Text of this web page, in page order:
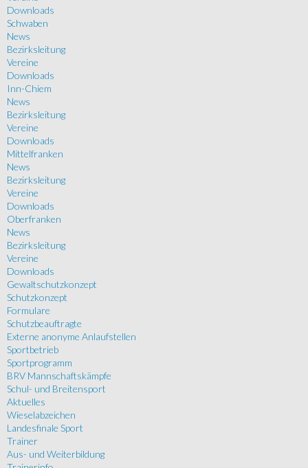
Downloads
Schwaben
News
Bezirksleitung
Vereine
Downloads
Inn-Chiem
News
Bezirksleitung
Vereine
Downloads
Mittelfranken
News
Bezirksleitung
Vereine
Downloads
Oberfranken
News
Bezirksleitung
Vereine
Downloads
Gewaltschutzkonzept
Schutzkonzept
Formulare
Schutzbeauftragte
Externe anonyme Anlaufstellen
Sportbetrieb
Sportprogramm
BRV Mannschaftskämpfe
Schul- und Breitensport
Aktuelles
Wieselabzeichen
Landesfinale Sport
Trainer
Aus- und Weiterbildung